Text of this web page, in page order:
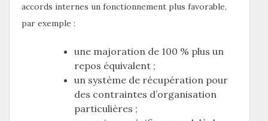
accords internes un fonctionnement plus favorable,
par exemple :
une majoration de 100 % plus un
repos équivalent ;
un système de récupération pour
des contraintes d’organisation
particulières ;